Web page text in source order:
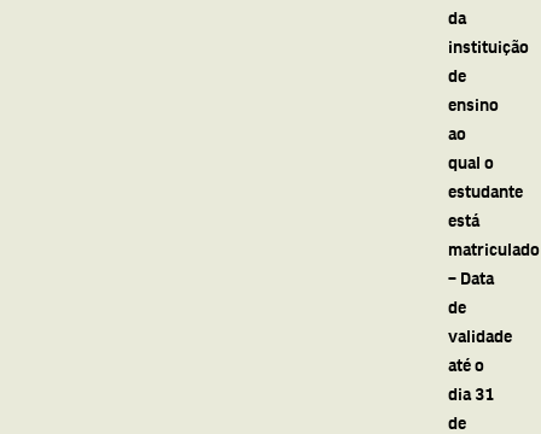
da
instituição
de
ensino
ao
qual o
estudante
está
matriculado
– Data
de
validade
até o
dia 31
de